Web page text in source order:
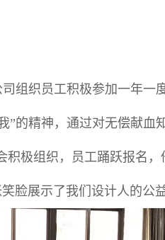
组织员工积极参加一年一
”的精神，通过对无偿献血
极组织，员工踊跃报名
脸展示了我们设计人的公益